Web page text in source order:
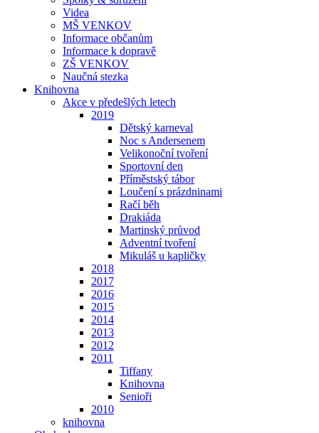
Videa
MŠ VENKOV
Informace občanům
Informace k dopravě
ZŠ VENKOV
Naučná stezka
Knihovna
Akce v předešlých letech
2019
Dětský karneval
Noc s Andersenem
Velikonoční tvoření
Sportovní den
Příměstský tábor
Loučení s prázdninami
Račí běh
Drakiáda
Martinský průvod
Adventní tvoření
Mikuláš u kapličky
2018
2017
2016
2015
2014
2013
2012
2011
Tiffany
Knihovna
Senioři
2010
knihovna